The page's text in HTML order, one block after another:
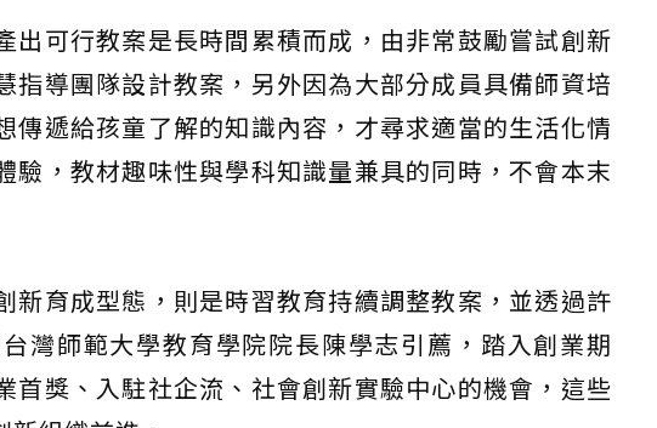
出可行教案是長時間累積而成，由非常鼓勵嘗試創新
指導團隊設計教案，另外因為大部分成員具備師資培
傳遞給孩童了解的知識內容，才尋求適當的生活化情
驗，教材趣味性與學科知識量兼具的同時，不會本末
新育成型態，則是時習教育持續調整教案，並透過許
灣師範大學教育學院院長陳學志引薦，踏入創業期
首獎、入駐社企流、社會創新實驗中心的機會，這些